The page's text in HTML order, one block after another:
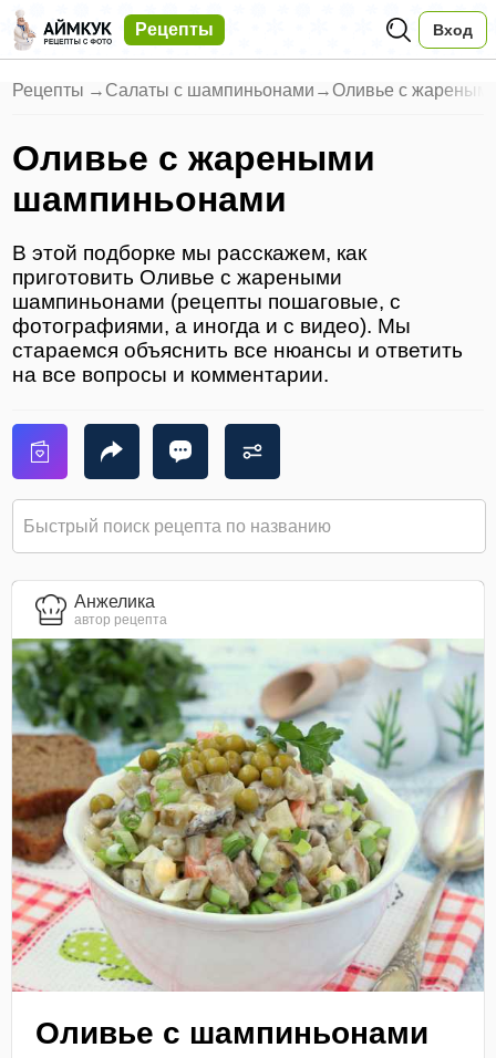
Рецепты Вход
Рецепты → Салаты с шампиньонами →Оливье с
Оливье с жареными
шампиньонами
В этой подборке мы расскажем, как
приготовить Оливье с жареными
шампиньонами (рецепты пошаговые, с
фотографиями, а иногда и с видео). Мы
стараемся объяснить все нюансы и ответить
на все вопросы и комментарии.
Анжелика
автор рецепта
Оливье с шампиньонами